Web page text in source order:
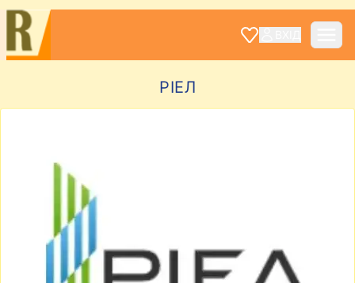
РІЕЛ